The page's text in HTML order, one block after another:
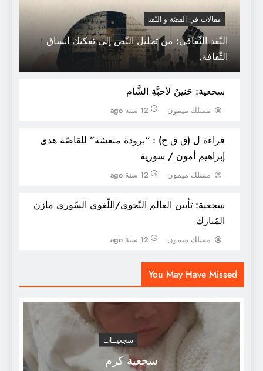
مقالات في القصّة و النّقد
النّقد الثّقافي: من تحليل النّص إلى تفكيك أنساق
الثّقافة.
سحعية: حَنينٌ لأحبَّةِ الشَّام
مسلك ميمون 12 سنة ago
قراءة ل (ق ق ج) : “برودة منعشة” للقاصّة هدى
إبراهيم أمون / سورية
مسلك ميمون 12 سنة ago
سجعية: تأبين العالم النّحوي/اللّغوي السّوري مازن
المُبارك
مسلك ميمون 12 سنة ago
كتب في الثقافة
فى التربية الجمالية للانسان – فريدريش
You May Have Missed
سجعيــات
سجعية كرم